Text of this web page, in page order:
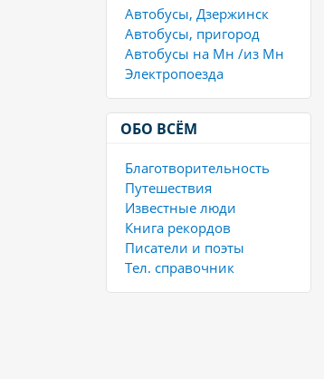
Автобусы, Дзержинск
Автобусы, пригород
Автобусы на Мн /из Мн
Электропоезда
ОБО ВСЁМ
Благотворительность
Путешествия
Известные люди
Книга рекордов
Писатели и поэты
Тел. справочник